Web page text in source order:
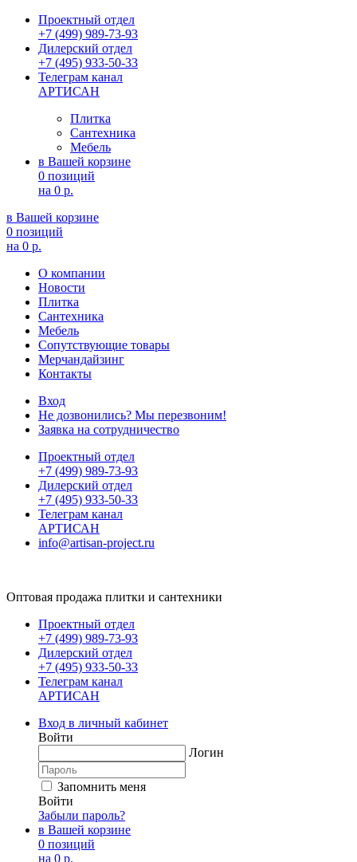
Проектный отдел
+7 (499) 989-73-93
Дилерский отдел
+7 (495) 933-50-33
Телеграм канал
АРТИСАН
Плитка
Сантехника
Мебель
в Вашей корзине
0 позиций
на 0 р.
в Вашей корзине
0 позиций
на 0 р.
О компании
Новости
Плитка
Сантехника
Мебель
Сопутствующие товары
Мерчандайзинг
Контакты
Вход
Не дозвонились? Мы перезвоним!
Заявка на сотрудничество
Проектный отдел
+7 (499) 989-73-93
Дилерский отдел
+7 (495) 933-50-33
Телеграм канал
АРТИСАН
info@artisan-project.ru
Оптовая продажа плитки и сантехники
Проектный отдел
+7 (499) 989-73-93
Дилерский отдел
+7 (495) 933-50-33
Телеграм канал
АРТИСАН
Вход в личный кабинет
Войти
Логин
Запомнить меня
Войти
Забыли пароль?
в Вашей корзине
0 позиций
на 0 р.